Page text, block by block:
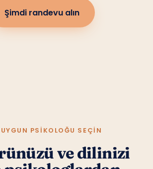
Şimdi randevu alın
PSIKOLOĞU SEÇIN
ve dilinizi